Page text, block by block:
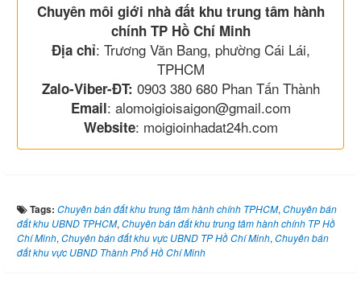
Chuyên môi giới nhà đất khu trung tâm hành
chính TP Hồ Chí Minh
Địa chỉ: Trương Văn Bang, phường Cái Lái,
TPHCM
Zalo-Viber-ĐT: 0903 380 680 Phan Tấn Thành
Email: alomoigioisaigon@gmail.com
Website: moigioinhadat24h.com
Tags: Chuyên bán đất khu trung tâm hành chính TPHCM, Chuyên bán
đất khu UBND TPHCM, Chuyên bán đất khu trung tâm hành chính TP Hồ
Chí Minh, Chuyên bán đất khu vực UBND TP Hồ Chí Minh, Chuyên bán
đất khu vực UBND Thành Phố Hồ Chí Minh